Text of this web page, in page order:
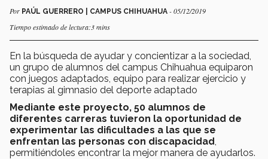
Por PAÚL GUERRERO | CAMPUS CHIHUAHUA - 05/12/2019
Tiempo estimado de lectura:3 mins
En la búsqueda de ayudar y concientizar a la sociedad,
un grupo de alumnos del campus Chihuahua equiparon
con juegos adaptados, equipo para realizar ejercicio y
terapias al gimnasio del deporte adaptado
Mediante este proyecto, 50 alumnos de
diferentes carreras tuvieron la oportunidad de
experimentar las dificultades a las que se
enfrentan las personas con discapacidad
permitiéndoles encontrar la mejor manera de ayudarlos.